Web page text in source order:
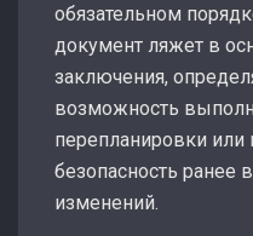
обязательном
документ ляжет в
заключения,
возможность
перепланировки
безопасность ранее
изменений.